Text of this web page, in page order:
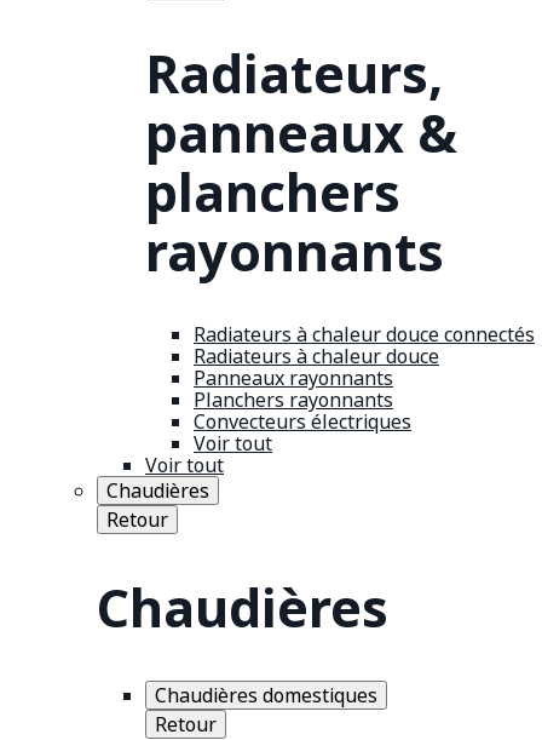
Radiateurs,
panneaux &
planchers
rayonnants
Radiateurs à chaleur douce connectés
Radiateurs à chaleur douce
Panneaux rayonnants
Planchers rayonnants
Convecteurs électriques
Voir tout
Voir tout
Chaudières
Retour
Chaudières
Chaudières domestiques
Retour